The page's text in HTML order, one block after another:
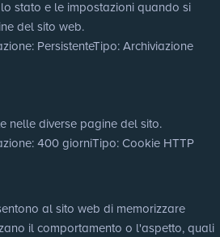
stato e le impostazioni quando si
del sito web.
: PersistenteTipo: Archiviazione
nelle diverse pagine del sito.
: 400 giorniTipo: Cookie HTTP
al sito web di memorizzare
il comportamento o l'aspetto, quali